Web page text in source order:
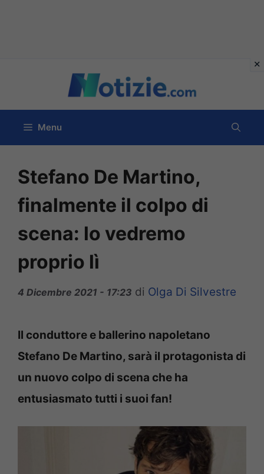
contenuto
Menu
Stefano De Martino,
finalmente il colpo di
scena: lo vedremo
proprio lì
4 Dicembre 2021 - 17:23 di Olga Di Silvestre
Il conduttore e ballerino napoletano
Stefano De Martino, sarà il protagonista di
un nuovo colpo di scena che ha
entusiasmato tutti i suoi fan!